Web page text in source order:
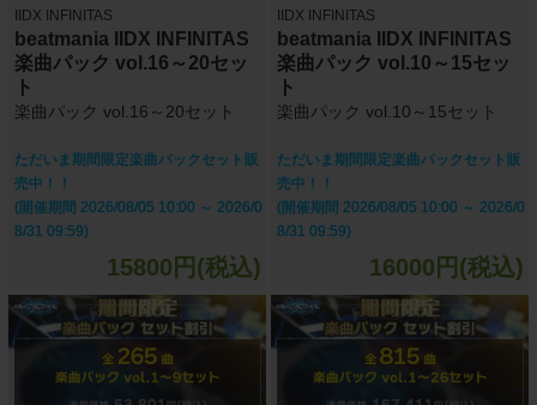
IIDX INFINITAS
beatmania IIDX INFINITAS
楽曲パック vol.16～20セッ
ト
楽曲パック vol.16～20セット
ただいま期間限定楽曲パックセット販
売中！！
(開催期間 2026/08/05 10:00 ～ 2026/0
8/31 09:59)
15800円(税込)
IIDX INFINITAS
beatmania IIDX INFINITAS
楽曲パック vol.10～15セッ
ト
楽曲パック vol.10～15セット
ただいま期間限定楽曲パックセット販
売中！！
(開催期間 2026/08/05 10:00 ～ 2026/0
8/31 09:59)
16000円(税込)